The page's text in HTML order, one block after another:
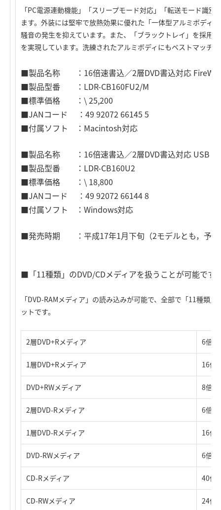
「PC電源連動機能」「スリープモード対応」「転送モード識
ます。外装には堅牢で放熱効果に優れた「一体型アルミボディ
騒音の発生を抑えています。また、「ブラックトレイ」を採用
を実現しています。洗練されたアルミボディにもベストマッチ
■製品名称 ：16倍速書込／2層DVD書込対応
■製品型番 ：LDR-CB160FU2/M
■標準価格 ：\ 25,200
■JANコード ：49 92072 66145 5
■付属ソフト ：Macintosh対応
■製品名称 ：16倍速書込／2層DVD書込対応 USB
■製品型番 ：LDR-CB160U2
■標準価格 ：\ 18,800
■JANコード ：49 92072 66144 8
■付属ソフト ：Windows対応
■発売時期 ：平成17年1月下旬（2モデルとも，予定
■「11種類」のDVD/CDメディアを扱うことが可能です
「DVD-RAMメディア」の読み込みが可能で、全部で「11種類
ットです。
2層DVD+Rメディア 6倍
1層DVD+Rメディア 16倍
DVD+RWメディア 8倍
2層DVD-Rメディア 6倍
1層DVD-Rメディア 16倍
DVD-RWメディア 6倍
CD-Rメディア 40倍
CD-RWメディア 24倍